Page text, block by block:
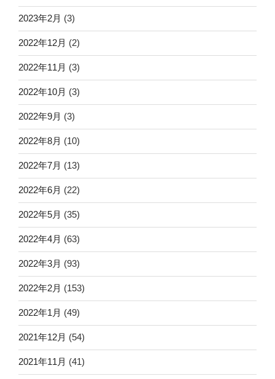
2023年2月 (3)
2022年12月 (2)
2022年11月 (3)
2022年10月 (3)
2022年9月 (3)
2022年8月 (10)
2022年7月 (13)
2022年6月 (22)
2022年5月 (35)
2022年4月 (63)
2022年3月 (93)
2022年2月 (153)
2022年1月 (49)
2021年12月 (54)
2021年11月 (41)